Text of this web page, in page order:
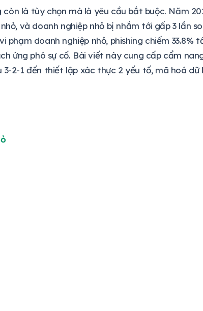
là tùy chọn mà là yêu cầu bắt buộc. Năm
và doanh nghiệp nhỏ bị nhắm tới gấp 3 lần
phạm doanh nghiệp nhỏ, phishing chiếm 33.8%
ứng phó sự cố. Bài viết này cung cấp cẩm
2-1 đến thiết lập xác thực 2 yếu tố, mã hoá dữ